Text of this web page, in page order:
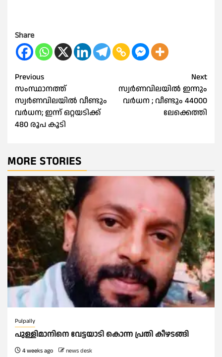
Share
Post
navigation
Previous
സംസ്ഥാനത്ത്
സ്വര്‍ണവിലയിൽ വീണ്ടും
വര്‍ധന; ഇന്ന് ഒറ്റയടിക്ക്
480 രൂപ കൂടി
Next
സ്വർണവിലയിൽ ഇന്നും
വർധന ; വീണ്ടും 44000
ലേക്കെത്തി
MORE STORIES
Pulpally
പുള്ളിമാനിനെ വേട്ടയാടി കൊന്ന പ്രതി കീഴടങ്ങി
4 weeks ago news desk